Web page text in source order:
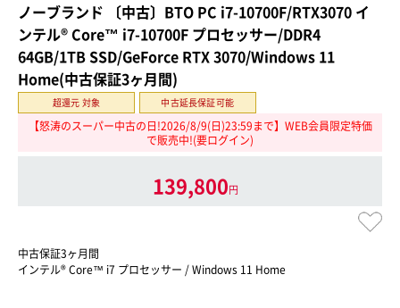
ノーブランド 〔中古〕BTO PC i7-10700F/RTX3070 イ
ンテル® Core™ i7-10700F プロセッサー/DDR4
64GB/1TB SSD/GeForce RTX 3070/Windows 11
Home(中古保証3ヶ月間)
超還元 対象 中古延長保証可能
【怒涛のスーパー中古の日!2026/8/9(日)23:59まで】WEB会員限定特価
で販売中!(要ログイン)
139,800円
中古保証3ヶ月間
インテル® Core™ i7 プロセッサー / Windows 11 Home